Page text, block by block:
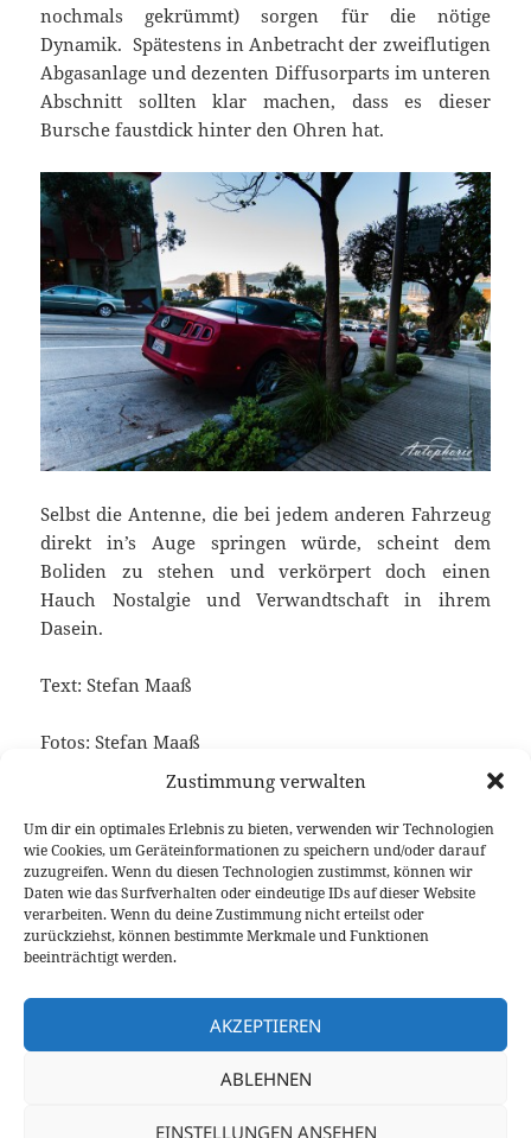
Zustimmung verwalten
Um dir ein optimales Erlebnis zu bieten, verwenden wir Technologien
wie Cookies, um Geräteinformationen zu speichern und/oder darauf
zuzugreifen. Wenn du diesen Technologien zustimmst, können wir
Daten wie das Surfverhalten oder eindeutige IDs auf dieser Website
verarbeiten. Wenn du deine Zustimmung nicht erteilst oder
zurückziehst, können bestimmte Merkmale und Funktionen
beeinträchtigt werden.
AKZEPTIEREN
ABLEHNEN
EINSTELLUNGEN ANSEHEN
nochmals gekrümmt) sorgen für die nötige
Dynamik. Spätestens in Anbetracht der zweiflutigen
Abgasanlage und dezenten Diffusorparts im unteren
Abschnitt sollten klar machen, dass es dieser
Bursche faustdick hinter den Ohren hat.
Selbst die Antenne, die bei jedem anderen Fahrzeug
direkt in’s Auge springen würde, scheint dem
Boliden zu stehen und verkörpert doch einen
Hauch Nostalgie und Verwandtschaft in ihrem
Dasein.
Text: Stefan Maaß
Fotos: Stefan Maaß
Keine verwandten Posts gefunden.
Veröffentlicht
am
24. Dezember 2012 Autor
Stefan Maaß Kategorien
Events
Beitragsnavigation
Vorheriger
Automobilkultur aus Kalifornien
Pacific Coast Highway: Der Tag als Stefan